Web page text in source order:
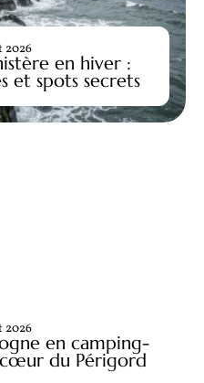
en hiver :
et spots secrets
2026
en camping-
du Périgord
2026